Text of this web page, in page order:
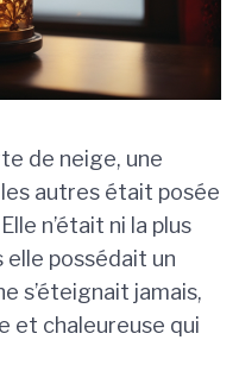
de neige, une
autres était posée
n’était ni la plus
elle possédait un
s’éteignait jamais,
et chaleureuse qui